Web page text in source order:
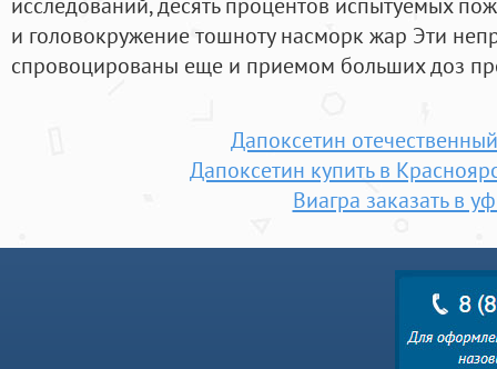
и головокружение тошноту насморк жар Эти
спровоцированы еще и приемом больших доз
Дапоксетин
Дапоксетин купить в
Виагра заказать в